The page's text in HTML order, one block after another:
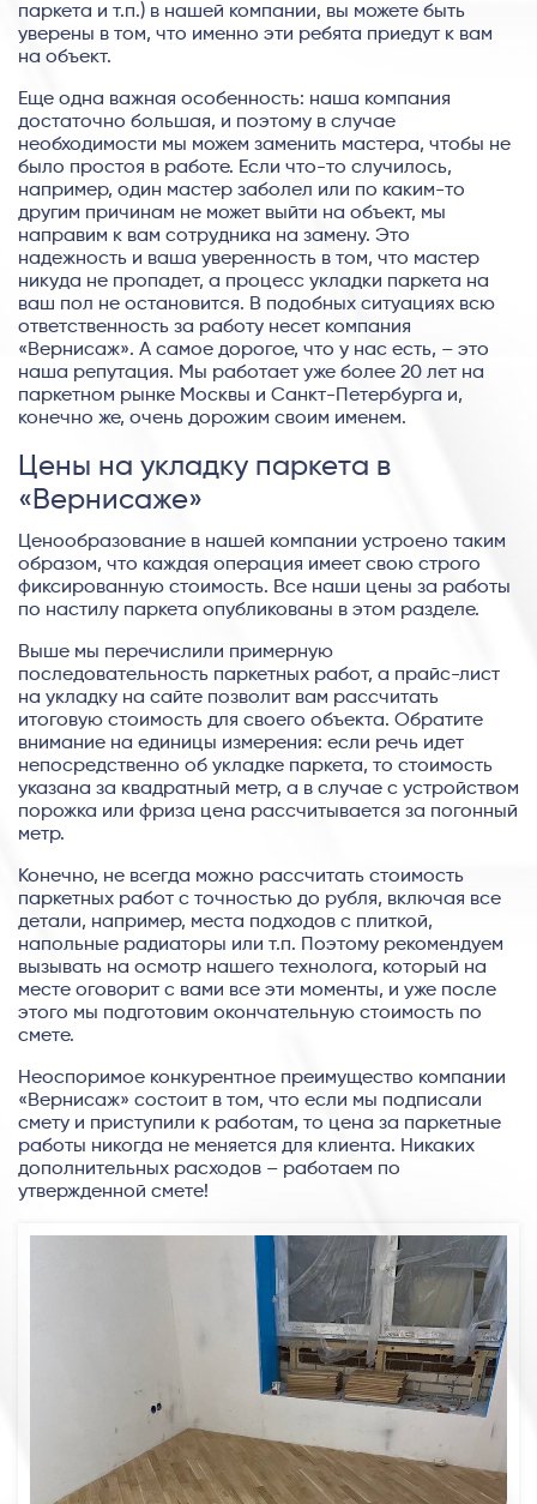
паркета и т.п.) в нашей компании, вы можете быть
уверены в том, что именно эти ребята приедут к вам
на объект.
Еще одна важная особенность: наша компания
достаточно большая, и поэтому в случае
необходимости мы можем заменить мастера, чтобы не
было простоя в работе. Если что-то случилось,
например, один мастер заболел или по каким-то
другим причинам не может выйти на объект, мы
направим к вам сотрудника на замену. Это
надежность и ваша уверенность в том, что мастер
никуда не пропадет, а процесс укладки паркета на
ваш пол не остановится. В подобных ситуациях всю
ответственность за работу несет компания
«Вернисаж». А самое дорогое, что у нас есть, – это
наша репутация. Мы работает уже более 20 лет на
паркетном рынке Москвы и Санкт-Петербурга и,
конечно же, очень дорожим своим именем.
Цены на укладку паркета в
«Вернисаже»
Ценообразование в нашей компании устроено таким
образом, что каждая операция имеет свою строго
фиксированную стоимость. Все наши цены за работы
по настилу паркета опубликованы в этом разделе.
Выше мы перечислили примерную
последовательность паркетных работ, а прайс-лист
на укладку на сайте позволит вам рассчитать
итоговую стоимость для своего объекта. Обратите
внимание на единицы измерения: если речь идет
непосредственно об укладке паркета, то стоимость
указана за квадратный метр, а в случае с устройством
порожка или фриза цена рассчитывается за погонный
метр.
Конечно, не всегда можно рассчитать стоимость
паркетных работ с точностью до рубля, включая все
детали, например, места подходов с плиткой,
напольные радиаторы или т.п. Поэтому рекомендуем
вызывать на осмотр нашего технолога, который на
месте оговорит с вами все эти моменты, и уже после
этого мы подготовим окончательную стоимость по
смете.
Неоспоримое конкурентное преимущество компании
«Вернисаж» состоит в том, что если мы подписали
смету и приступили к работам, то цена за паркетные
работы никогда не меняется для клиента. Никаких
дополнительных расходов – работаем по
утвержденной смете!